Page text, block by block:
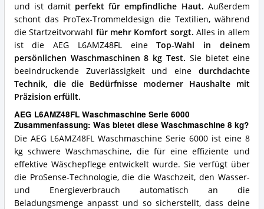
und ist damit perfekt für empfindliche Haut. Außerdem
schont das ProTex-Trommeldesign die Textilien, während
die Startzeitvorwahl für mehr Komfort sorgt. Alles in allem
ist die AEG L6AMZ48FL eineTop-Wahl in deinem
persönlichen Waschmaschinen 8 kg Test. Sie bietet eine
beeindruckende Zuverlässigkeit und eine durchdachte
Technik, die die Bedürfnisse moderner Haushalte mit
Präzision erfüllt.
AEG L6AMZ48FL​ Waschmaschine Serie 6000
Zusammenfassung: Was bietet diese Waschmaschine 8 kg?
Die AEG L6AMZ48FL Waschmaschine Serie 6000 ist eine 8
kg schwere Waschmaschine, die für eine effiziente und
effektive Wäschepflege entwickelt wurde. Sie verfügt über
die ProSense-Technologie, die die Waschzeit, den Wasser-
und Energieverbrauch automatisch an die
Beladungsmenge anpasst und so sicherstellt, dass deine